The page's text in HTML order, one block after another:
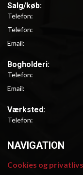
Salg/køb:
Telefon:
Telefon:
Email:
Bogholderi:
Telefon:
Email:
Værksted:
Telefon:
NAVIGATION
Primær
Cookies og